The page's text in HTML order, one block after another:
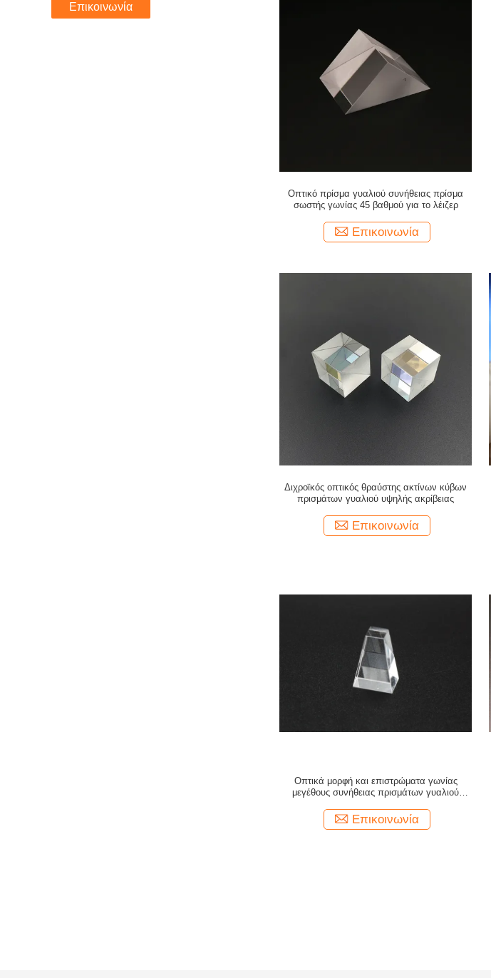
Επικοινωνία
Οπτικό πρίσμα γυαλιού συνήθειας πρίσμα
σωστής γωνίας 45 βαθμού για το λέιζερ
Επικοινωνία
Διχροϊκός οπτικός θραύστης ακτίνων κύβων
πρισμάτων γυαλιού υψηλής ακρίβειας
Επικοινωνία
Οπτικά μορφή και επιστρώματα γωνίας
μεγέθους συνήθειας πρισμάτων γυαλιού
Επικοινωνία